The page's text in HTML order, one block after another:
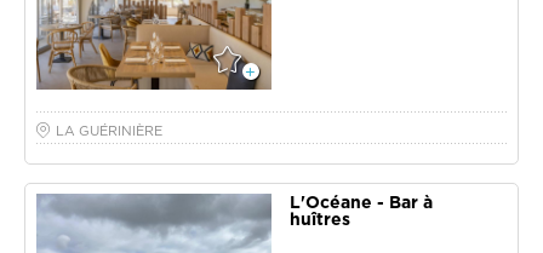
LA GUÉRINIÈRE
L'Océane - Bar à
huîtres